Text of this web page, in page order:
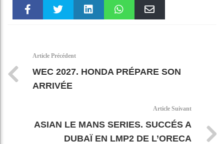
Article Précédent
WEC 2027. HONDA PRÉPARE SON
ARRIVÉE
Article Suivant
ASIAN LE MANS SERIES. SUCCÉS A
DUBAÏ EN LMP2 DE L’ORECA